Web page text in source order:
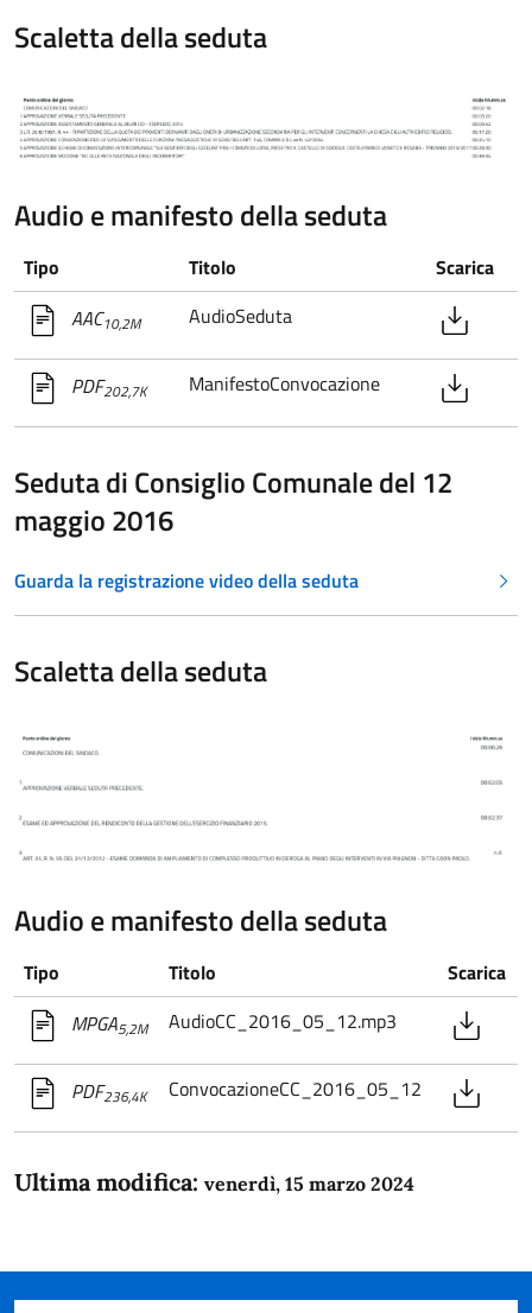
Scaletta della seduta
Audio e manifesto della seduta
Tipo Titolo
Scarica
AAC10,2M AudioSeduta
PDF202,7K ManifestoConvocazione
Seduta di Consiglio Comunale del 12
maggio 2016
Guarda la registrazione video della seduta
Scaletta della seduta
Audio e manifesto della seduta
Tipo Titolo
Scarica
MPGA5,2M AudioCC_2016_05_12.mp3
PDF236,4K ConvocazioneCC_2016_05_12
Ultima modifica: venerdì, 15 marzo 2024